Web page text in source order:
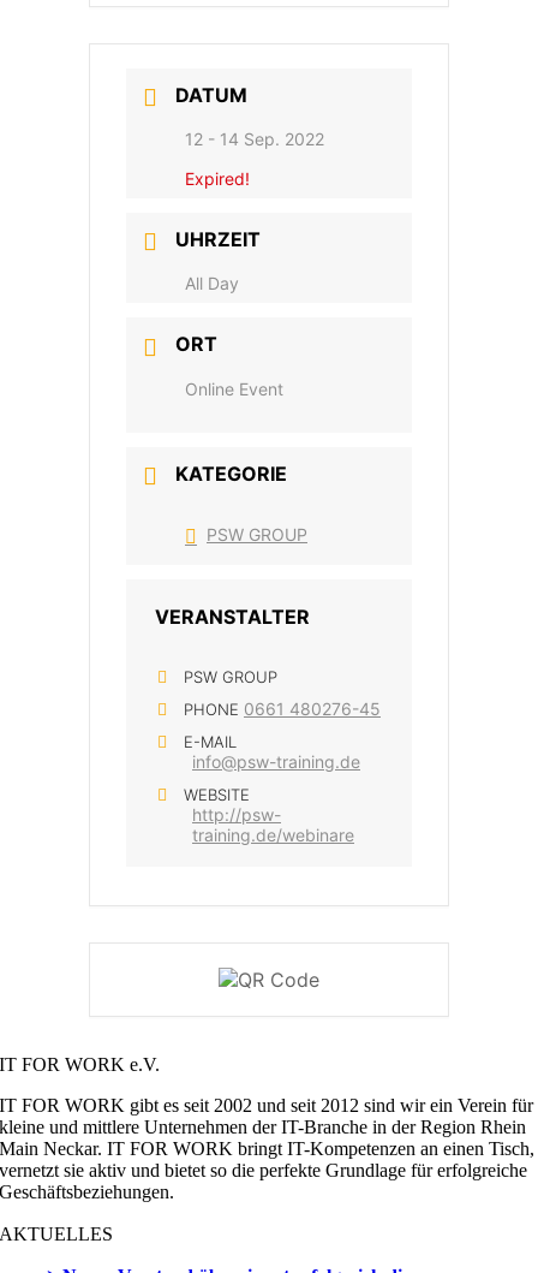
DATUM
12 - 14 Sep. 2022
Expired!
UHRZEIT
All Day
ORT
Online Event
KATEGORIE
PSW GROUP
VERANSTALTER
PSW GROUP
PHONE 0661 480276-45
E-MAIL
info@psw-training.de
WEBSITE
http://psw-
training.de/webinare
IT FOR WORK e.V.
IT FOR WORK gibt es seit 2002 und seit 2012 sind wir ein Verein für
kleine und mittlere Unternehmen der IT-Branche in der Region Rhein
Main Neckar. IT FOR WORK bringt IT-Kompetenzen an einen Tisch,
vernetzt sie aktiv und bietet so die perfekte Grundlage für erfolgreiche
Geschäftsbeziehungen.
AKTUELLES